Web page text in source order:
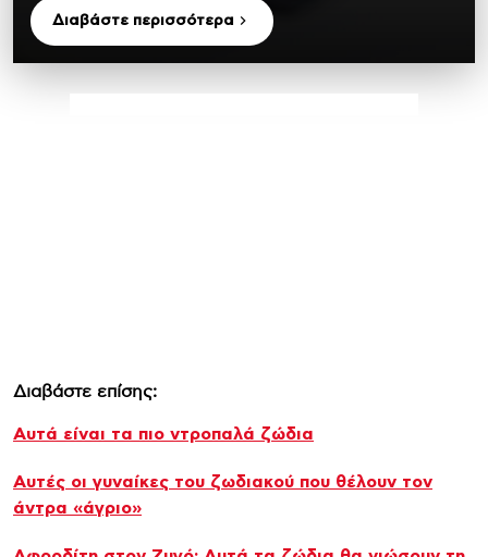
Διαβάστε περισσότερα
Διαβάστε επίσης:
Αυτά είναι τα πιο ντροπαλά ζώδια
Αυτές οι γυναίκες του ζωδιακού που θέλουν τον
άντρα «άγριο»